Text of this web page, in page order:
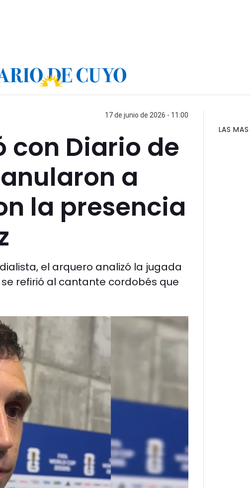
17 de junio de 2026 - 11:00
con Diario de
a
la presencia
el arquero analizó la jugada
refirió al cantante cordobés que
LAS MAS